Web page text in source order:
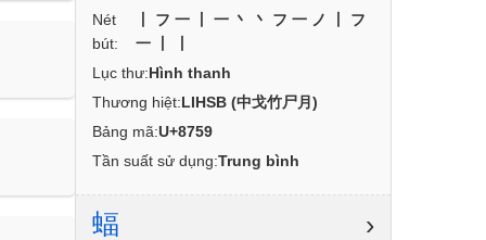
Nét
bút:
丨フ一丨一丶丶フ一ノ丨フ
一丨丨
Lục thư:Hình thanh
Thương hiệt:LIHSB (中戈竹尸月)
Bảng mã:U+8759
Tần suất sử dụng:Trung bình
蝠 ›